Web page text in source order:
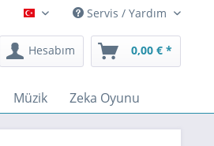
Türkçe Servis / Yardım
Hesabım 0,00 € *
Müzik Zeka Oyunu